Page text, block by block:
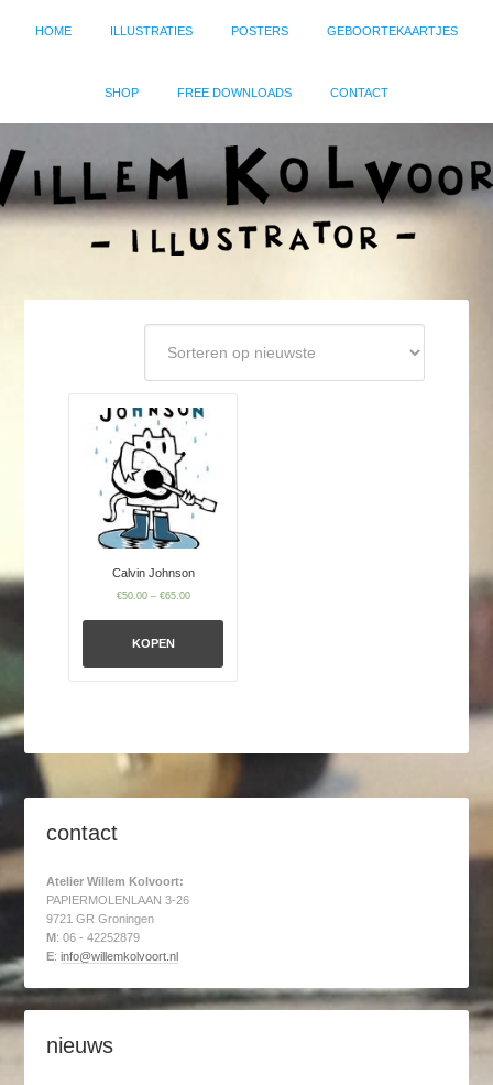
HOME ILLUSTRATIES POSTERS GEBOORTEKAARTJES
SHOP FREE DOWNLOADS CONTACT
Calvin Johnson
€50.00– €65.00
KOPEN
contact
Atelier Willem Kolvoort:
PAPIERMOLENLAAN 3-26
9721 GR Groningen
M : 06 - 42252879
E:info@willemkolvoort.nl
nieuws